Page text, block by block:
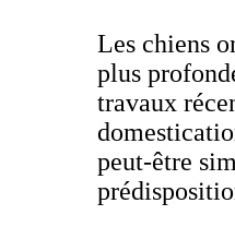
Les chiens
plus
travaux
peut-être